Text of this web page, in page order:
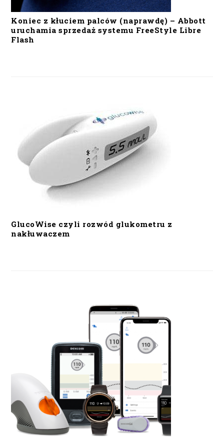
Koniec z kłuciem palców (naprawdę) – Abbott
uruchamia sprzedaż systemu FreeStyle Libre
Flash
GlucoWise czyli rozwód glukometru z
nakłuwaczem